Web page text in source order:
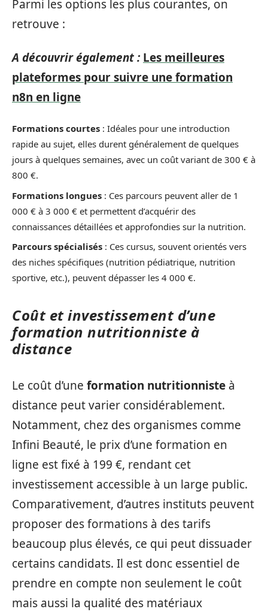
Parmi les options les plus courantes, on
retrouve :
A découvrir également : Les meilleures
plateformes pour suivre une formation
n8n en ligne
Formations courtes : Idéales pour une introduction
rapide au sujet, elles durent généralement de quelques
jours à quelques semaines, avec un coût variant de 300 € à
800 €.
Formations longues : Ces parcours peuvent aller de 1
000 € à 3 000 € et permettent d’acquérir des
connaissances détaillées et approfondies sur la nutrition.
Parcours spécialisés : Ces cursus, souvent orientés vers
des niches spécifiques (nutrition pédiatrique, nutrition
sportive, etc.), peuvent dépasser les 4 000 €.
Coût et investissement d’une
formation nutritionniste à
distance
Le coût d’une formation nutritionniste à
distance peut varier considérablement.
Notamment, chez des organismes comme
Infini Beauté, le prix d’une formation en
ligne est fixé à 199 €, rendant cet
investissement accessible à un large public.
Comparativement, d’autres instituts peuvent
proposer des formations à des tarifs
beaucoup plus élevés, ce qui peut dissuader
certains candidats. Il est donc essentiel de
prendre en compte non seulement le coût
mais aussi la qualité des matériaux